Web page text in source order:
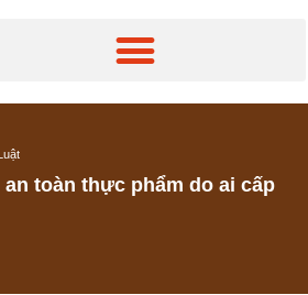
toàn thực phẩm do ai cấp